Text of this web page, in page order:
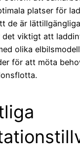
platser för
de är
det viktigt att
olika
för att möta